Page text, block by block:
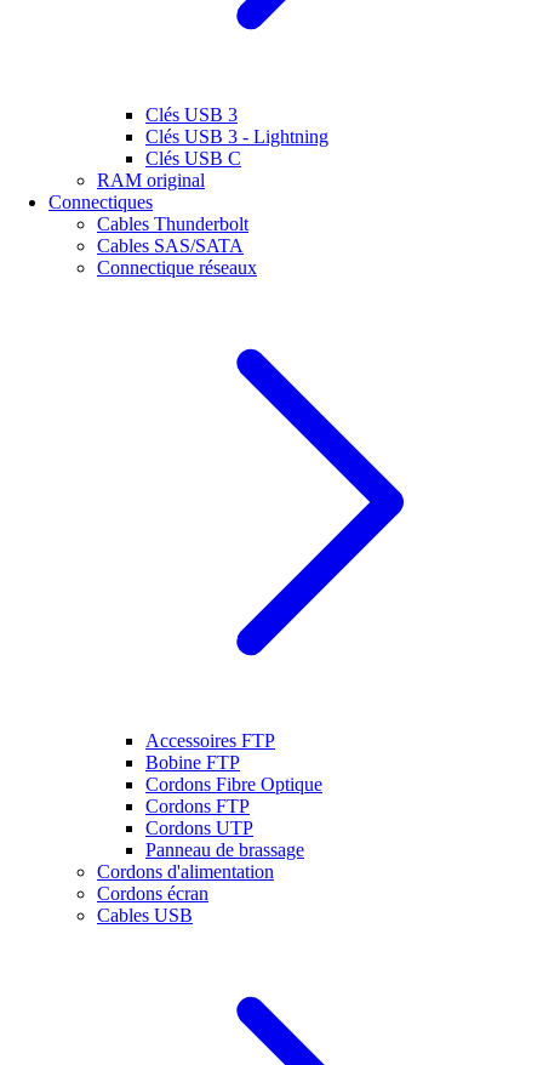
Clés USB 3
Clés USB 3 - Lightning
Clés USB C
RAM original
Connectiques
Cables Thunderbolt
Cables SAS/SATA
Connectique réseaux
Accessoires FTP
Bobine FTP
Cordons Fibre Optique
Cordons FTP
Cordons UTP
Panneau de brassage
Cordons d'alimentation
Cordons écran
Cables USB